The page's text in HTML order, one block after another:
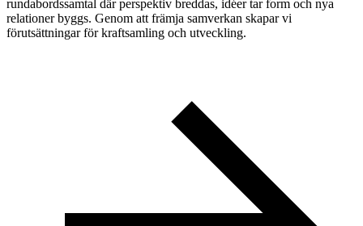
rundabordssamtal där perspektiv breddas, idéer tar form och nya
relationer byggs. Genom att främja samverkan skapar vi
förutsättningar för kraftsamling och utveckling.